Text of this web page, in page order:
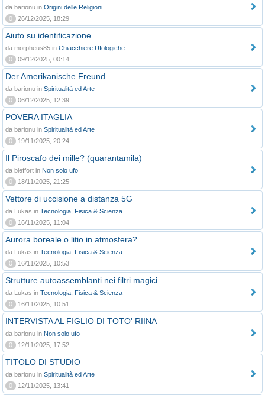
da barionu in Origini delle Religioni
0
26/12/2025, 18:29
Aiuto su identificazione
da morpheus85 in Chiacchiere Ufologiche
0
09/12/2025, 00:14
Der Amerikanische Freund
da barionu in Spiritualità ed Arte
0
06/12/2025, 12:39
POVERA ITAGLIA
da barionu in Spiritualità ed Arte
0
19/11/2025, 20:24
Il Piroscafo dei mille? (quarantamila)
da bleffort in Non solo ufo
0
18/11/2025, 21:25
Vettore di uccisione a distanza 5G
da Lukas in Tecnologia, Fisica & Scienza
0
16/11/2025, 11:04
Aurora boreale o litio in atmosfera?
da Lukas in Tecnologia, Fisica & Scienza
0
16/11/2025, 10:53
Strutture autoassemblanti nei filtri magici
da Lukas in Tecnologia, Fisica & Scienza
0
16/11/2025, 10:51
INTERVISTA AL FIGLIO DI TOTO' RIINA
da barionu in Non solo ufo
0
12/11/2025, 17:52
TITOLO DI STUDIO
da barionu in Spiritualità ed Arte
0
12/11/2025, 13:41